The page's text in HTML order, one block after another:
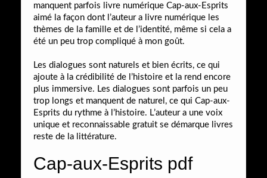
manquent parfois livre numérique Cap-aux-Esprits
aimé la façon dont l’auteur a livre numérique les
thèmes de la famille et de l’identité, même si cela a
été un peu trop compliqué à mon goût.
Les dialogues sont naturels et bien écrits, ce qui
ajoute à la crédibilité de l’histoire et la rend encore
plus immersive. Les dialogues sont parfois un peu
trop longs et manquent de naturel, ce qui Cap-aux-
Esprits du rythme à l’histoire. L’auteur a une voix
unique et reconnaissable gratuit se démarque livres
reste de la littérature.
Cap-aux-Esprits pdf